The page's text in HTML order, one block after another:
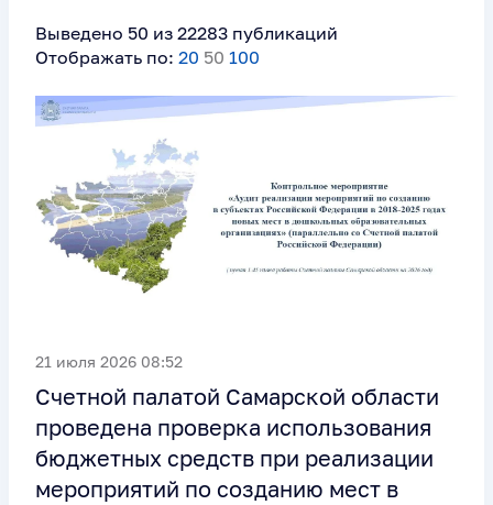
Выведено 50 из 22283 публикаций
Отображать по: 20 50 100
21 июля 2026 08:52
Счетной палатой Самарской области
проведена проверка использования
бюджетных средств при реализации
мероприятий по созданию мест в